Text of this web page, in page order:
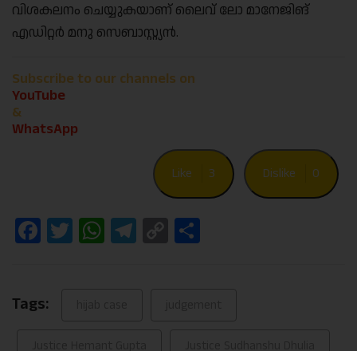
വിശകലനം ചെയ്യുകയാണ് ലൈവ് ലോ മാനേജിങ്
എഡിറ്റർ മനു സെബാസ്റ്റ്യൻ.
Subscribe to our channels on
YouTube
&
WhatsApp
Like 3 Dislike 0
Facebook
Twitter
WhatsApp
Telegram
Copy
Tags: